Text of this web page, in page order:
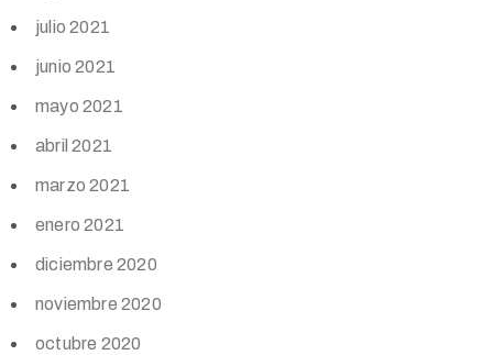
julio 2021
junio 2021
mayo 2021
abril 2021
marzo 2021
enero 2021
diciembre 2020
noviembre 2020
octubre 2020